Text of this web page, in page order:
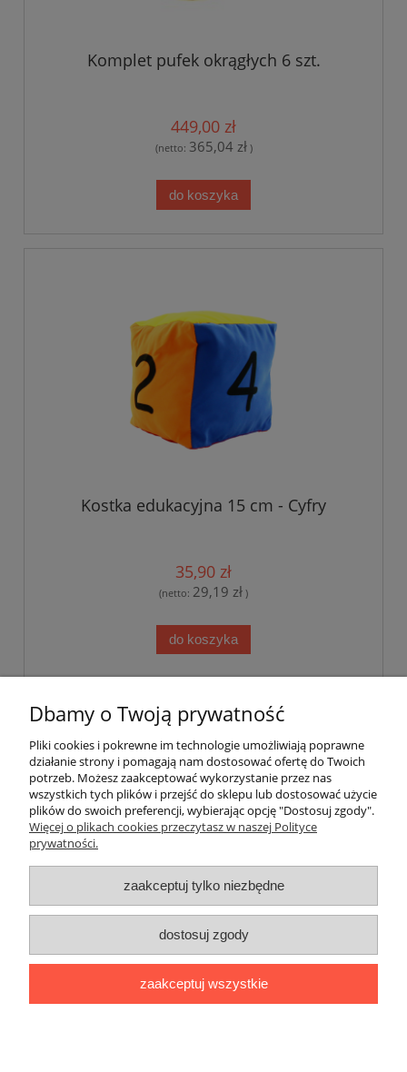
Komplet pufek okrągłych 6 szt.
449,00 zł
(netto: 365,04 zł)
do koszyka
Kostka edukacyjna 15 cm - Cyfry
35,90 zł
(netto: 29,19 zł )
do koszyka
« 1 2 3 4 5 ...
Pomoc
Dostawa
Gwarancja i zwroty
O firmie
|ul. Sienkiewicza 11 F|59-850 Świeradów
Zdrój|TELEFON:608 087 097|MAIL:
Dbamy o Twoją prywatność
Pliki cookies i pokrewne im technologie umożliwiają poprawne
działanie strony i pomagają nam dostosować ofertę do Twoich
potrzeb. Możesz zaakceptować wykorzystanie przez nas
wszystkich tych plików i przejść do sklepu lub dostosować użycie
plików do swoich preferencji, wybierając opcję "Dostosuj zgody".
Więcej o plikach cookies przeczytasz w naszej Polityce
prywatności.
zaakceptuj tylko niezbędne
dostosuj zgody
zaakceptuj wszystkie